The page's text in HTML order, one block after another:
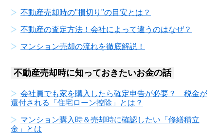
不動産売却時の"損切り"の目安とは？
不動産の査定方法！会社によって違うのはなぜ？
マンション売却の流れを徹底解説！
不動産売却時に知っておきたいお金の話
会社員でも家を購入したら確定申告が必要？ 税金が
還付される「住宅ローン控除」とは？
マンション購入時＆売却時に確認したい「修繕積立
金」とは